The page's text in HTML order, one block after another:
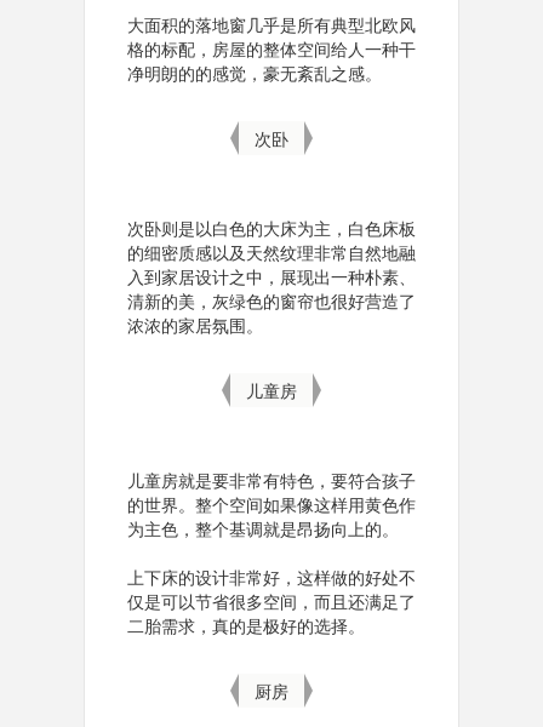
大面积的落地窗几乎是所有典型北欧风
格的标配，房屋的整体空间给人一种干
净明朗的的感觉，豪无紊乱之感。
次卧
次卧则是以白色的大床为主，白色床板
的细密质感以及天然纹理非常自然地融
入到家居设计之中，展现出一种朴素、
清新的美，灰绿色的窗帘也很好营造了
浓浓的家居氛围。
儿童房
儿童房就是要非常有特色，要符合孩子
的世界。整个空间如果像这样用黄色作
为主色，整个基调就是昂扬向上的。
上下床的设计非常好，这样做的好处不
仅是可以节省很多空间，而且还满足了
二胎需求，真的是极好的选择。
厨房